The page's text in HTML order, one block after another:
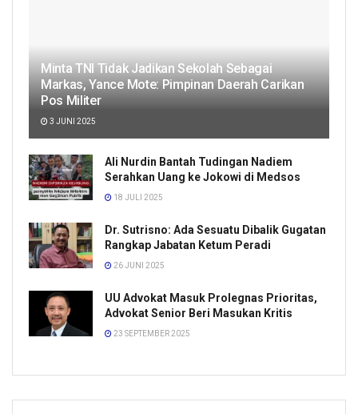
Minta TNI Tidak Jadikan Sekolah Sebagai
Markas, Yance Mote: Pimpinan Daerah Carikan
Pos Militer
3 JUNI 2025
Ali Nurdin Bantah Tudingan Nadiem
Serahkan Uang ke Jokowi di Medsos
18 JULI 2025
Dr. Sutrisno: Ada Sesuatu Dibalik Gugatan
Rangkap Jabatan Ketum Peradi
26 JUNI 2025
UU Advokat Masuk Prolegnas Prioritas,
Advokat Senior Beri Masukan Kritis
23 SEPTEMBER 2025